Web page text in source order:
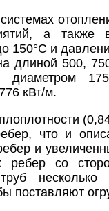
а
150°С и
длиной 500,
кВт/м.
что и
и
ребер со
поставляют